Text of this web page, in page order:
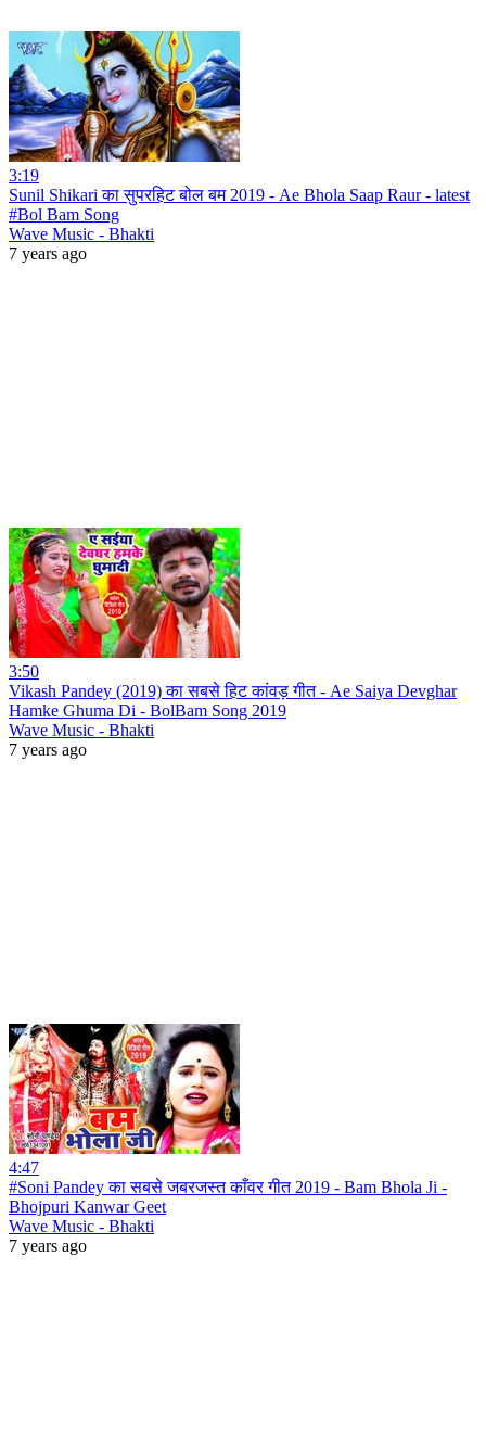
3:19
Sunil Shikari का सुपरहिट बोल बम 2019 - Ae Bhola Saap Raur - latest
#Bol Bam Song
Wave Music - Bhakti
7 years ago
3:50
Vikash Pandey (2019) का सबसे हिट कांवड़ गीत - Ae Saiya Devghar
Hamke Ghuma Di - BolBam Song 2019
Wave Music - Bhakti
7 years ago
4:47
#Soni Pandey का सबसे जबरजस्त काँवर गीत 2019 - Bam Bhola Ji -
Bhojpuri Kanwar Geet
Wave Music - Bhakti
7 years ago